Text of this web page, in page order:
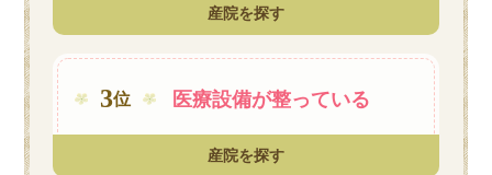
産院を探す
3位 医療設備が整っている
産院を探す